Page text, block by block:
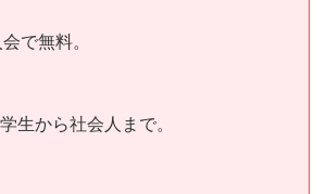
で無料。
生から社会人まで。